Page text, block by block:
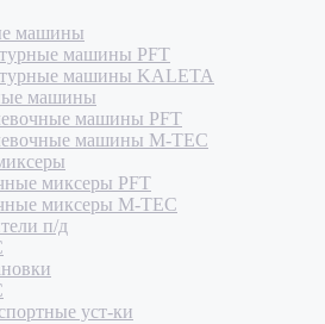
машины
машины PFT
машины KALETA
машины
машины PFT
машины M-TEC
миксеры PFT
миксеры M-TEC
п/д
уст-ки